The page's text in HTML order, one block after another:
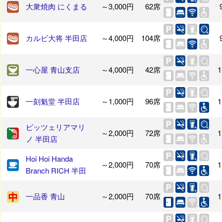
大衆焼肉 にくまる ～3,000円 62席
カルビ大将 半田店 ～4,000円 104席
一心屋 青山支店 ～4,000円 42席
一刻魁堂 半田店 ～1,000円 96席
ピッツェリアマリ
ノ 半田店
～2,000円 72席
Hoi Hoi Handa
Branch RICH 半田
～2,000円 70席
一品香 青山 ～2,000円 70席